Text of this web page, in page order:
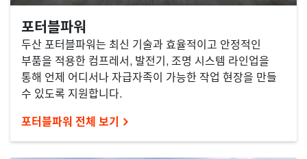
포터블파워
두산 포터블파워는 최신 기술과 효율적이고 안정적인
부품을 적용한 컴프레서, 발전기, 조명 시스템 라인업을
통해 언제 어디서나 자급자족이 가능한 작업 현장을 만들
수 있도록 지원합니다.
포터블파워 전체 보기